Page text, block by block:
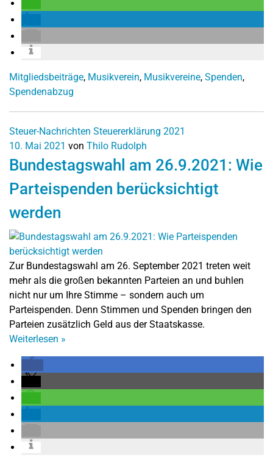
Mitgliedsbeiträge, Musikverein, Musikvereine, Spenden,
Spendenabzug
Steuer-Nachrichten Steuererklärung 2021
10. Mai 2021 von Thilo Rudolph
Bundestagswahl am 26.9.2021: Wie
Parteispenden berücksichtigt
werden
Zur Bundestagswahl am 26. September 2021 treten weit
mehr als die großen bekannten Parteien an und buhlen
nicht nur um Ihre Stimme – sondern auch um
Parteispenden. Denn Stimmen und Spenden bringen den
Parteien zusätzlich Geld aus der Staatskasse.
Weiterlesen »